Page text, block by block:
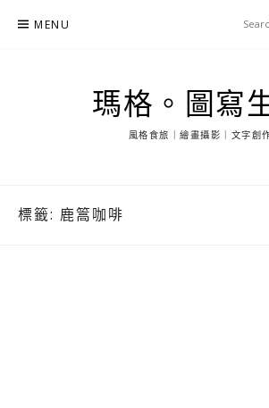
MENU
瑪格。圖寫
風格食旅｜繪畫攝影｜文字創
標籤: 鹿篙咖啡